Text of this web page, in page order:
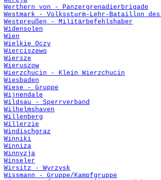
Werthern von - Panzergrenadierbrigade
Westmark - Volkssturm-Lehr-Bataillon des
Westpreußen - Militärbefehlshaber
Widensolen
Wien
Wielkie Oczy
Wierciszewo
Wiersze
Wieruszow
Wierzchucin - Klein Wierzchucin
Wiesbaden
Wiese - Gruppe
Wijnendale
Wildsau - Sperrverband
Wilhelmshaven
Willenberg
Willerzie
Windischgraz
Winniki
Winniza
Winnyzja
Winseler
Wirsitz - Wyrzysk
Wissmann - Gruppe/Kampfgruppe